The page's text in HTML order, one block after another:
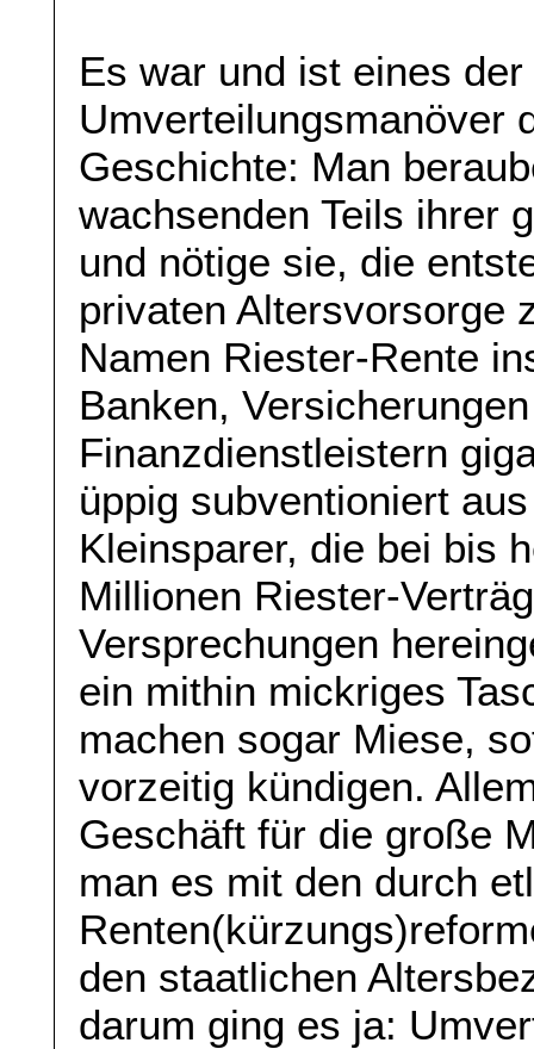
Es war und ist eines
Umverteilungsmanöver
Geschichte: Man
wachsenden Teils ihrer
und nötige sie, die
privaten Altersvorsorge
Namen Riester-Rente
Banken,
Finanzdienstleistern
üppig subventioniert
Kleinsparer, die bei bis
Millionen Riester-
Versprechungen
ein mithin mickriges
machen sogar Miese,
vorzeitig kündigen.
Geschäft für die große
man es mit den durch
den staatlichen
darum ging es ja: